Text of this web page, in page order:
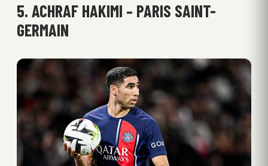
5. ACHRAF HAKIMI – PARIS SAINT-
GERMAIN